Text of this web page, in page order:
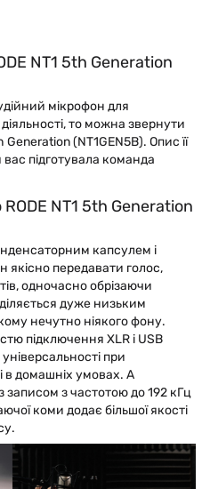
NT1 5th Generation
мікрофон для
то можна звернути
(NT1GEN5B). Опис її
підготувала команда
NT1 5th Generation
капсулем і
якісно передавати голос,
одночасно обрізаючи
дуже низьким
нечутно ніякого фону.
підключення XLR і USB
при
в домашніх умовах. А
записом з частотою до 192 кГц
коми додає більшої якості